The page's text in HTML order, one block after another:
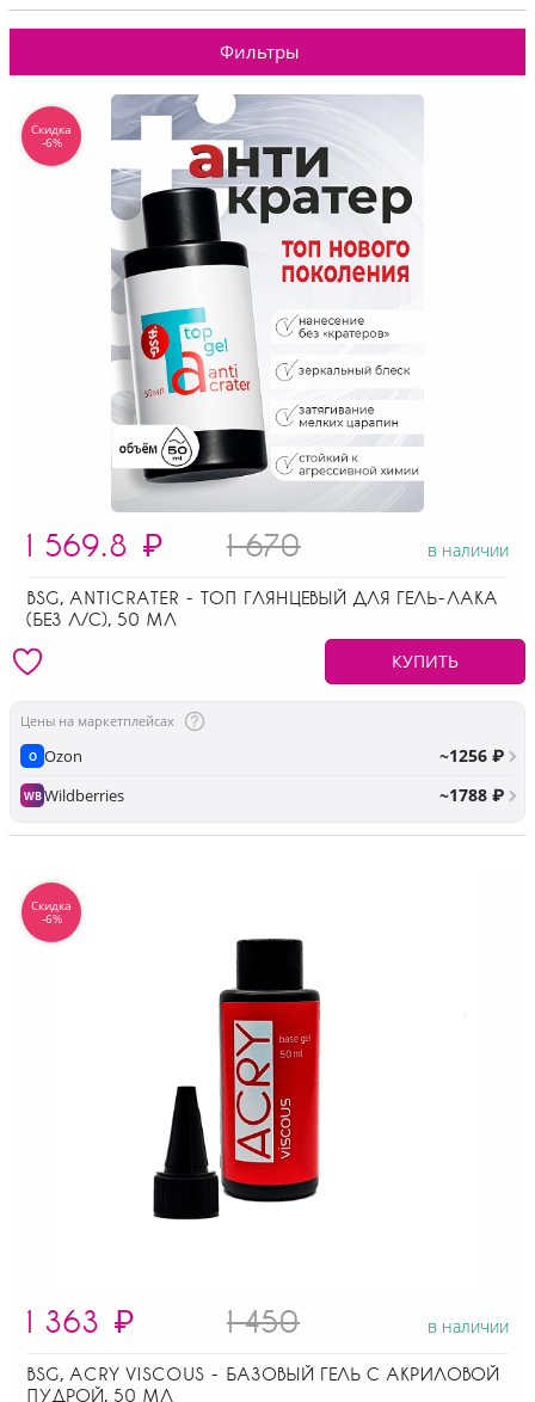
Фильтры
1 569.8 ₽ 1 670 в наличии
BSG, ANTICRATER - ТОП ГЛЯНЦЕВЫЙ ДЛЯ ГЕЛЬ-ЛАКА
(БЕЗ Л/С), 50 МЛ
КУПИТЬ
Цены на маркетплейсах
O Ozon ~1256 ₽
WBWildberries ~1788 ₽
Скидка
-6%
1 363 ₽ 1 450 в наличии
BSG, ACRY VISCOUS - БАЗОВЫЙ ГЕЛЬ С АКРИЛОВОЙ
ПУДРОЙ, 50 МЛ
Скидка
-6%